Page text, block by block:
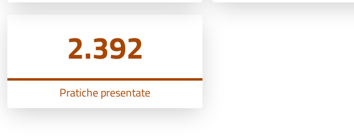
2.392
Pratiche presentate